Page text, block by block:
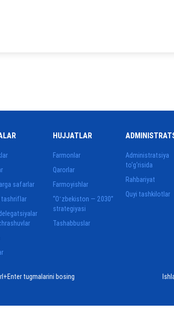
safarlar
tashriflar
HUJJATLAR
Farmonlar
Qarorlar
Farmoyishlar
“Oʻzbekiston — 2030”
strategiyasi
Tashabbuslar
Administratsiya
to‘g‘risida
Rahbariyat
Quyi tashkilotlar
tugmalarini bosing